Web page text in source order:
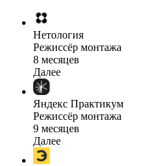
Нетология
Режиссёр монтажа
8 месяцев
Далее
Яндекс Практикум
Режиссёр монтажа
9 месяцев
Далее